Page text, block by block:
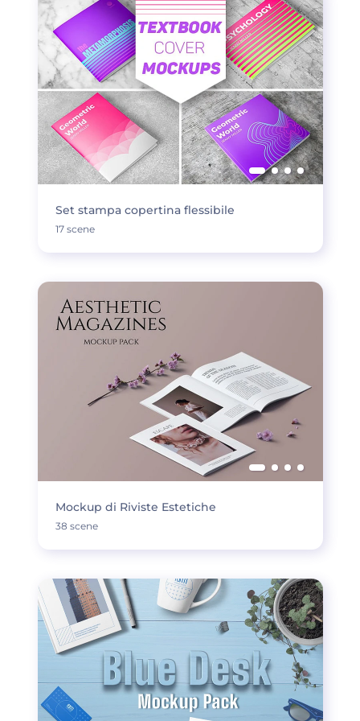
Set stampa copertina flessibile
17 scene
Mockup di Riviste Estetiche
38 scene